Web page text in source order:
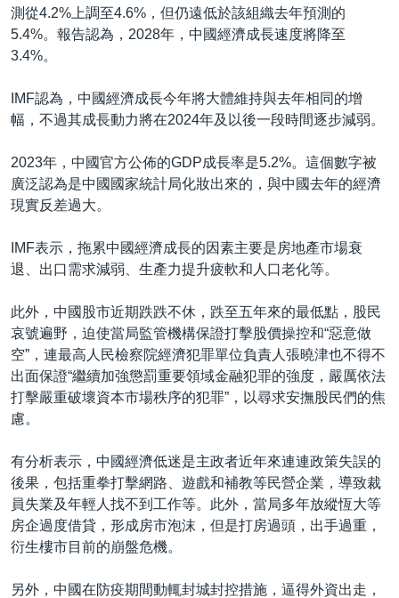
測從4.2%上調至4.6%，但仍遠低於該組織去年預測的
5.4%。報告認為，2028年，中國經濟成長速度將降至
3.4%。
IMF認為，中國經濟成長今年將大體維持與去年相同的增
幅，不過其成長動力將在2024年及以後一段時間逐步減弱。
2023年，中國官方公佈的GDP成長率是5.2%。這個數字被
廣泛認為是中國國家統計局化妝出來的，與中國去年的經濟
現實反差過大。
IMF表示，拖累中國經濟成長的因素主要是房地產市場衰
退、出口需求減弱、生產力提升疲軟和人口老化等。
此外，中國股市近期跌跌不休，跌至五年來的最低點，股民
哀號遍野，迫使當局監管機構保證打擊股價操控和“惡意做
空”，連最高人民檢察院經濟犯罪單位負責人張曉津也不得不
出面保證“繼續加強懲罰重要領域金融犯罪的強度，嚴厲依法
打擊嚴重破壞資本市場秩序的犯罪”，以尋求安撫股民們的焦
慮。
有分析表示，中國經濟低迷是主政者近年來連連政策失誤的
後果，包括重拳打擊網路、遊戲和補教等民營企業，導致裁
員失業及年輕人找不到工作等。此外，當局多年放縱恆大等
房企過度借貸，形成房市泡沫，但是打房過頭，出手過重，
衍生樓市目前的崩盤危機。
另外，中國在防疫期間動輒封城封控措施，逼得外資出走，